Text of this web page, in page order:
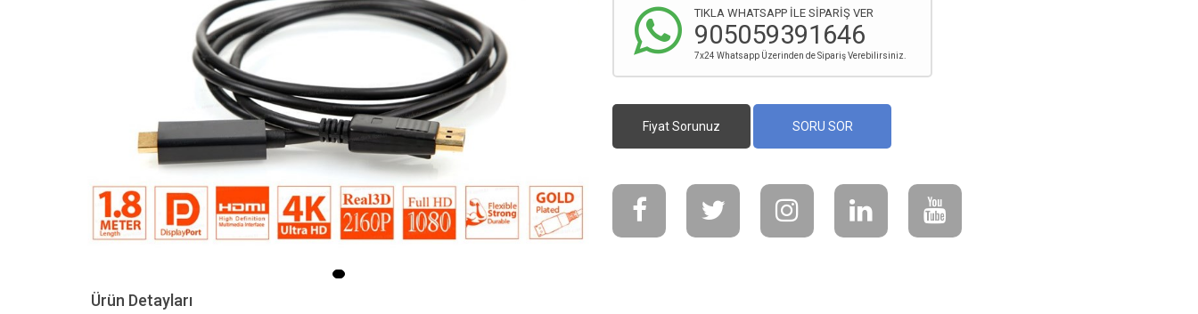
TIKLA WHATSAPP İLE SİPARİŞ VER
905059391646
7x24 Whatsapp Üzerinden de Sipariş Verebilirsiniz.
Fiyat Sorunuz SORU SOR
Ürün Detayları